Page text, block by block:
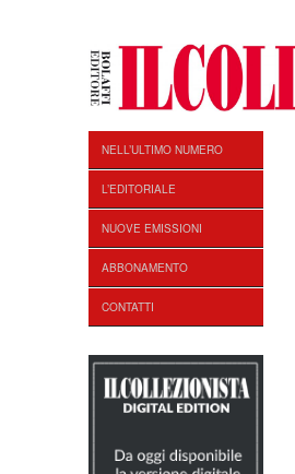
NELL’ULTIMO NUMERO
L’EDITORIALE
NUOVE EMISSIONI
ABBONAMENTO
CONTATTI